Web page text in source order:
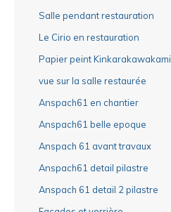
Salle pendant restauration
Le Cirio en restauration
Papier peint Kinkarakawakami
vue sur la salle restaurée
Anspach61 en chantier
Anspach61 belle epoque
Anspach 61 avant travaux
Anspach61 detail pilastre
Anspach 61 detail 2 pilastre